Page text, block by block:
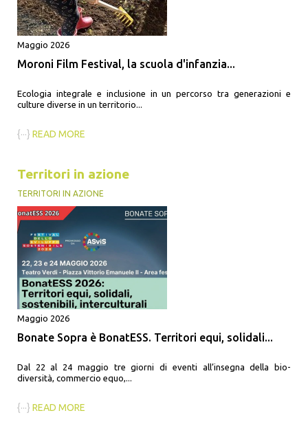
Maggio 2026
Moroni Film Festival, la scuola d'infanzia...
Ecologia integrale e inclusione in un percorso tra generazioni e
culture diverse in un territorio...
{···} READ MORE
Territori in azione
TERRITORI IN AZIONE
Maggio 2026
Bonate Sopra è BonatESS. Territori equi, solidali...
Dal 22 al 24 maggio tre giorni di eventi all’insegna della bio-
diversità, commercio equo,...
{···} READ MORE